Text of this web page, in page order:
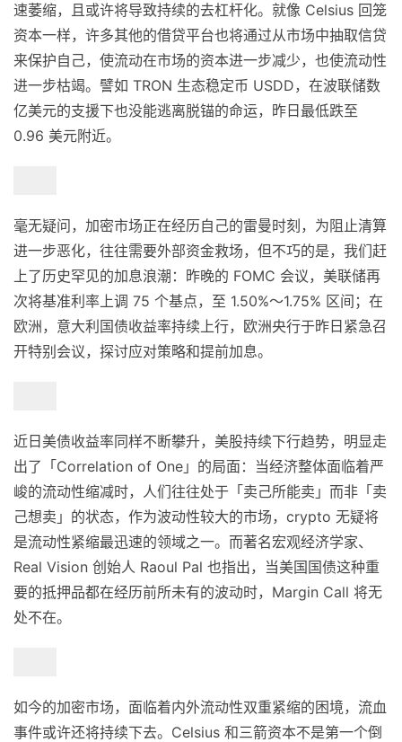
速萎缩，且或许将导致持续的去杠杆化。就像 Celsius 回笼
资本一样，许多其他的借贷平台也将通过从市场中抽取信贷
来保护自己，使流动在市场的资本进一步减少，也使流动性
进一步枯竭。譬如 TRON 生态稳定币 USDD，在波联储数
亿美元的支援下也没能逃离脱锚的命运，昨日最低跌至
0.96 美元附近。
毫无疑问，加密市场正在经历自己的雷曼时刻，为阻止清算
进一步恶化，往往需要外部资金救场，但不巧的是，我们赶
上了历史罕见的加息浪潮：昨晚的 FOMC 会议，美联储再
次将基准利率上调 75 个基点，至 1.50%～1.75% 区间；在
欧洲，意大利国债收益率持续上行，欧洲央行于昨日紧急召
开特别会议，探讨应对策略和提前加息。
近日美债收益率同样不断攀升，美股持续下行趋势，明显走
出了「Correlation of One」的局面：当经济整体面临着严
峻的流动性缩减时，人们往往处于「卖己所能卖」而非「卖
己想卖」的状态，作为波动性较大的市场，crypto 无疑将
是流动性紧缩最迅速的领域之一。而著名宏观经济学家、
Real Vision 创始人 Raoul Pal 也指出，当美国国债这种重
要的抵押品都在经历前所未有的波动时，Margin Call 将无
处不在。
如今的加密市场，面临着内外流动性双重紧缩的困境，流血
事件或许还将持续下去。Celsius 和三箭资本不是第一个倒